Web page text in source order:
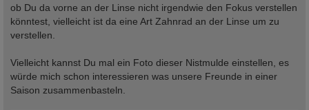
ob Du da vorne an der Linse nicht irgendwie den Fokus verstellen
könntest, vielleicht ist da eine Art Zahnrad an der Linse um zu
verstellen.
Vielleicht kannst Du mal ein Foto dieser Nistmulde einstellen, es
würde mich schon interessieren was unsere Freunde in einer
Saison zusammenbasteln.